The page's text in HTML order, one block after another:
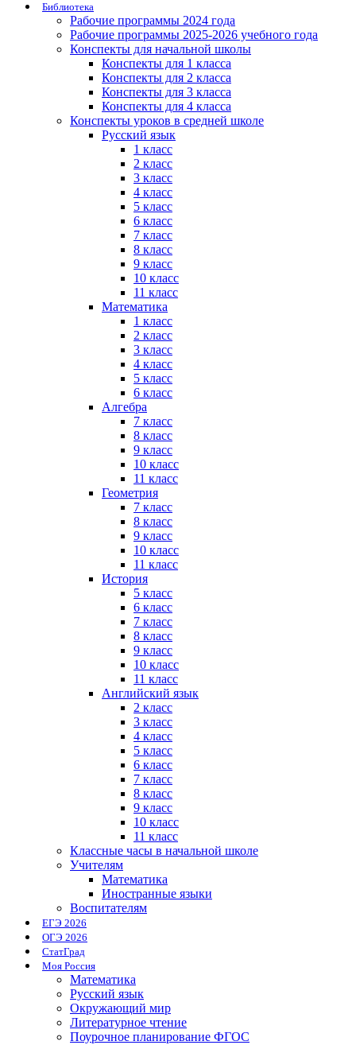
Библиотека
Рабочие программы 2024 года
Рабочие программы 2025-2026 учебного года
Конспекты для начальной школы
Конспекты для 1 класса
Конспекты для 2 класса
Конспекты для 3 класса
Конспекты для 4 класса
Конспекты уроков в средней школе
Русский язык
1 класс
2 класс
3 класс
4 класс
5 класс
6 класс
7 класс
8 класс
9 класс
10 класс
11 класс
Математика
1 класс
2 класс
3 класс
4 класс
5 класс
6 класс
Алгебра
7 класс
8 класс
9 класс
10 класс
11 класс
Геометрия
7 класс
8 класс
9 класс
10 класс
11 класс
История
5 класс
6 класс
7 класс
8 класс
9 класс
10 класс
11 класс
Английский язык
2 класс
3 класс
4 класс
5 класс
6 класс
7 класс
8 класс
9 класс
10 класс
11 класс
Классные часы в начальной школе
Учителям
Математика
Иностранные языки
Воспитателям
ЕГЭ 2026
ОГЭ 2026
СтатГрад
Моя Россия
Математика
Русский язык
Окружающий мир
Литературное чтение
Поурочное планирование ФГОС